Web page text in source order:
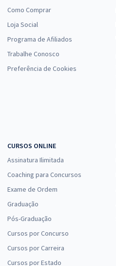
Como Comprar
Loja Social
Programa de Afiliados
Trabalhe Conosco
Preferência de Cookies
CURSOS ONLINE
Assinatura Ilimitada
Coaching para Concursos
Exame de Ordem
Graduação
Pós-Graduação
Cursos por Concurso
Cursos por Carreira
Cursos por Estado